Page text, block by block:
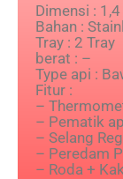
Dimensi :
Bahan :
Tray : 2 Tray
berat : –
Type api :
Fitur :
–
– Pematik
– Selang
– Peredam
– Roda +